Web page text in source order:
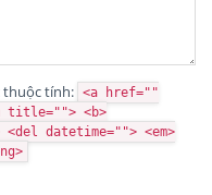
thuộc tính: <a href=""
title=""> <b>
datetime=""> <em>